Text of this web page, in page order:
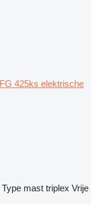
425ks elektrische
Type mast triplex Vrije